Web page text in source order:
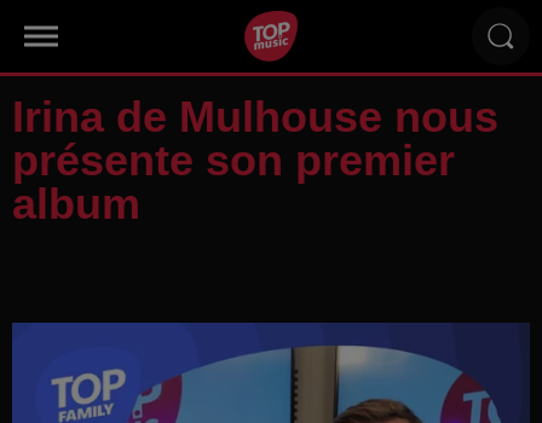
Irina de Mulhouse nous
présente son premier
album